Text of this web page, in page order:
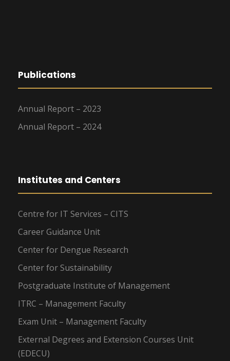
Publications
Annual Report – 2023
Annual Report – 2024
Institutes and Centers
Centre for IT Services – CITS
Career Guidance Unit
Center for Dengue Research
Center for Sustainability
Postgraduate Institute of Management
ITRC – Management Faculty
Exam Unit – Management Faculty
External Degrees and Extension Courses Unit
(EDECU)